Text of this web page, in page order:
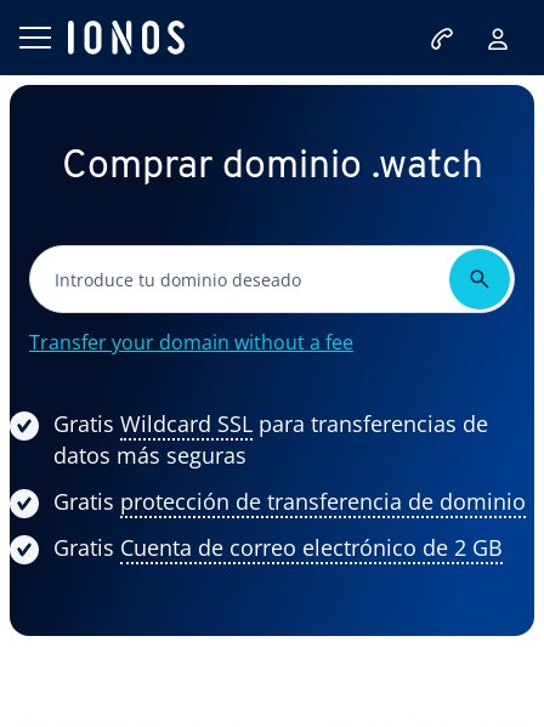
Comprar dominio .watch
Transfer your domain without a fee
Gratis Wildcard SSL para transferencias de
datos más seguras
Gratis protección de transferencia de dominio
Gratis Cuenta de correo electrónico de 2 GB